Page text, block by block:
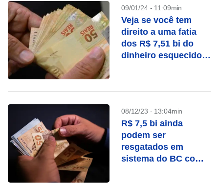
09/01/24 - 11:09min
Veja se você tem
direito a uma fatia
dos R$ 7,51 bi do
dinheiro esquecido
08/12/23 - 13:04min
R$ 7,5 bi ainda
podem ser
resgatados em
sistema do BC com